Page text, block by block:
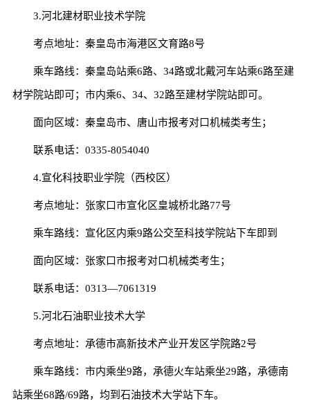
3.河北建材职业技术学院
考点地址：秦皇岛市海港区文育路8号
乘车路线：秦皇岛站乘6路、34路或北戴河车站乘6路至建
材学院站即可；市内乘6、34、32路至建材学院站即可。
面向区域：秦皇岛市、唐山市报考对口机械类考生；
联系电话：0335-8054040
4.宣化科技职业学院（西校区）
考点地址：张家口市宣化区皇城桥北路77号
乘车路线：宣化区内乘9路公交至科技学院站下车即到
面向区域：张家口市报考对口机械类考生；
联系电话：0313—7061319
5.河北石油职业技术大学
考点地址：承德市高新技术产业开发区学院路2号
乘车路线：市内乘坐9路，承德火车站乘坐29路，承德南
站乘坐68路/69路，均到石油技术大学站下车。